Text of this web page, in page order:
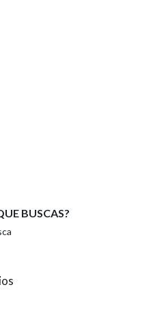
da política de
na imaxe:
BUSCAS?